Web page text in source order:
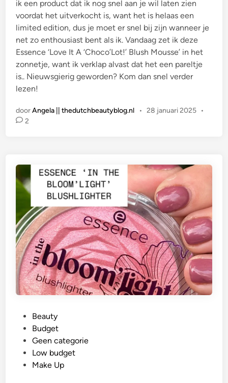
n
ik een product dat ik nog snel aan je wil laten zien
voordat het uitverkocht is, want het is helaas een
limited edition, dus je moet er snel bij zijn wanneer je
net zo enthousiast bent als ik. Vandaag zet ik deze
Essence ‘Love It A ‘Choco’Lot!’ Blush Mousse’ in het
zonnetje, want ik verklap alvast dat het een pareltje
is.. Nieuwsgierig geworden? Kom dan snel verder
lezen!
doorAngela || thedutchbeautyblog.nl • 28 januari 2025 •
2
Beauty
Budget
Geen categorie
Low budget
Make Up